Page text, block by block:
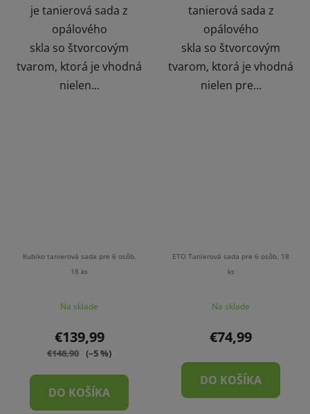
je tanierová sada z
opálového
skla so štvorcovým
tvarom, ktorá je vhodná
nielen...
tanierová sada z
opálového
skla so štvorcovým
tvarom, ktorá je vhodná
nielen pre...
Kubiko tanierová sada pre 6 osôb,
18 ks
Na sklade
€139,99
€148,90 (–5 %)
DO KOŠÍKA
ETO Tanierová sada pre 6 osôb, 18
ks
Na sklade
€74,99
DO KOŠÍKA